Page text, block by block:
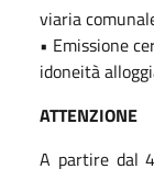
viaria
• Emissione
idoneità
ATTENZIONE
A partire dal